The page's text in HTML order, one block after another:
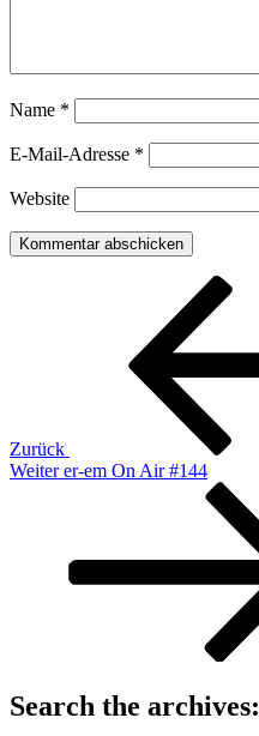
Name *
E-Mail-Adresse *
Website
Beitragsnavigation
Zurück
Nächster
Weiter er-em On Air #144
Search the archives: